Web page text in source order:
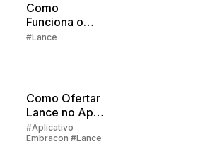
Como
Funciona o
Lance
#Lance
Como Ofertar
Lance no App
do Cliente?
#Aplicativo
Embracon #Lance